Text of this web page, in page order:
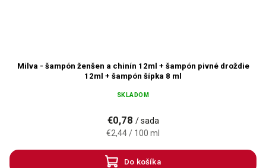
Milva - šampón ženšen a chinín 12ml + šampón pivné droždie
12ml + šampón šípka 8 ml
SKLADOM
€0,78 / sada
€2,44 / 100 ml
Do košíka